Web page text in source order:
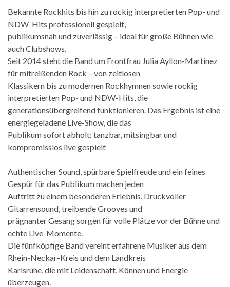
Bekannte Rockhits bis hin zu rockig interpretierten Pop- und
NDW-Hits professionell gespielt,
publikumsnah und zuverlässig – ideal für große Bühnen wie
auch Clubshows.
Seit 2014 steht die Band um Frontfrau Julia Ayllon-Martinez
für mitreißenden Rock – von zeitlosen
Klassikern bis zu modernen Rockhymnen sowie rockig
interpretierten Pop- und NDW-Hits, die
generationsübergreifend funktionieren. Das Ergebnis ist eine
energiegeladene Live-Show, die das
Publikum sofort abholt: tanzbar, mitsingbar und
kompromisslos live gespielt
Authentischer Sound, spürbare Spielfreude und ein feines
Gespür für das Publikum machen jeden
Auftritt zu einem besonderen Erlebnis. Druckvoller
Gitarrensound, treibende Grooves und
prägnanter Gesang sorgen für volle Plätze vor der Bühne und
echte Live-Momente.
Die fünfköpfige Band vereint erfahrene Musiker aus dem
Rhein-Neckar-Kreis und dem Landkreis
Karlsruhe, die mit Leidenschaft, Können und Energie
überzeugen.